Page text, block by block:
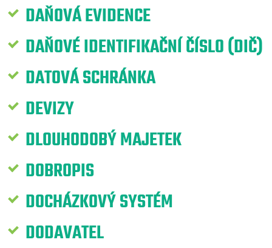
DAŇOVÁ EVIDENCE
DAŇOVÉ IDENTIFIKAČNÍ ČÍSLO (DIČ)
DATOVÁ SCHRÁNKA
DEVIZY
DLOUHODOBÝ MAJETEK
DOBROPIS
DOCHÁZKOVÝ SYSTÉM
DODAVATEL